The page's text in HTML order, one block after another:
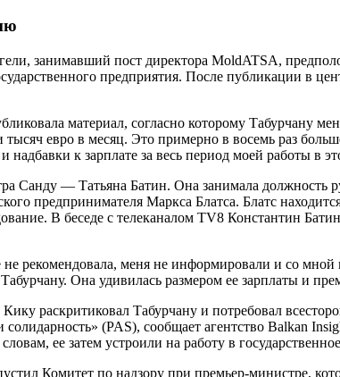
занимавший пост директора MoldATSA,
предприятия. После публикации в
материал, согласно которому Табурчану
евро в месяц. Это примерно в восемь раз
к зарплате за весь период моей работы в
Санду — Татьяна Батин. Она занимала должность
предпринимателя Маркса Блатса. Блатс
В беседе с телеканалом TV8 Константин
рекомендовала, меня не информировали и со
Она удивилась размером ее зарплаты и
раскритиковал Табурчану и потребовал
(PAS), сообщает агентство Balkan
ее затем устроили на работу в
Комитет по надзору при премьер-министре,